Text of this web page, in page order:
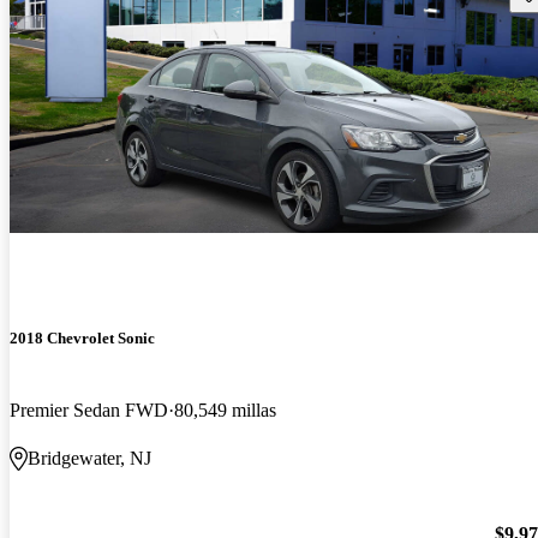
2018 Chevrolet Sonic
Premier Sedan FWD 80,549 millas
Bridgewater, NJ